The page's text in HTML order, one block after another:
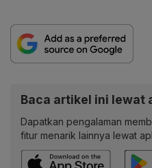
Baca artikel ini lewat
Dapatkan pengalaman
fitur menarik lainnya lewat